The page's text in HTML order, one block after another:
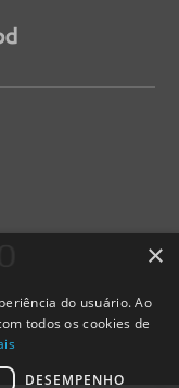
×
do usuário. Ao
todos os cookies de
DESEMPENHO